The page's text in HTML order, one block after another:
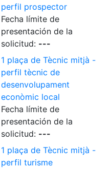
perfil prospector
Fecha límite de
presentación de la
solicitud: ---
1 plaça de Tècnic mitjà -
perfil tècnic de
desenvolupament
econòmic local
Fecha límite de
presentación de la
solicitud: ---
1 plaça de Tècnic mitjà -
perfil turisme